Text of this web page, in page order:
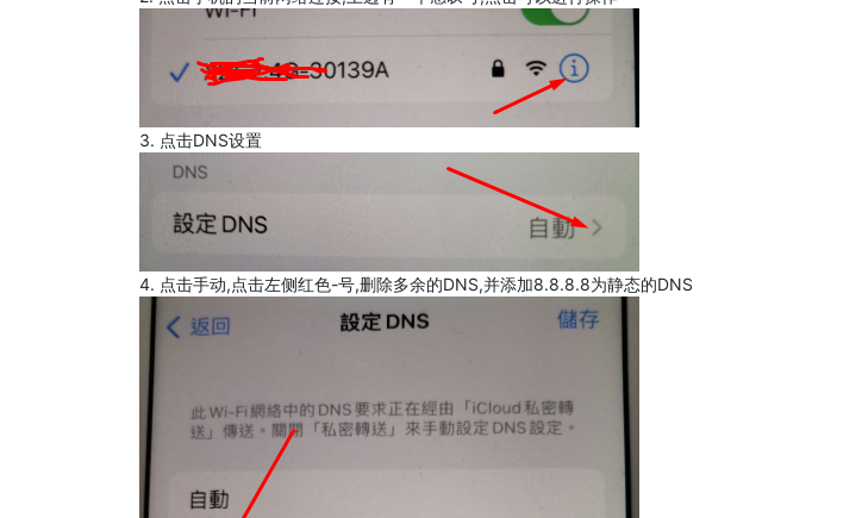
3. 点击DNS设置
4. 点击手动,点击左侧红色-号,删除多余的DNS,并添加8.8.8.8为静态的DNS